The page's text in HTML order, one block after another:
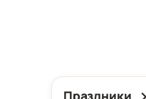
Праздники